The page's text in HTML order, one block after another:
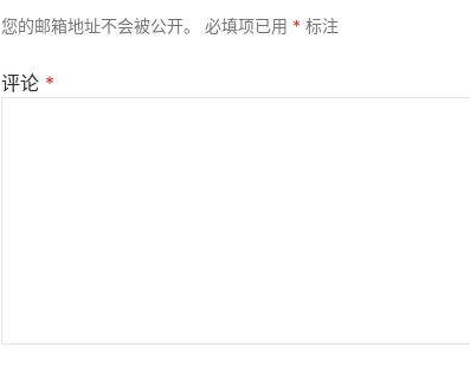
您的邮箱地址不会被公开。 必填项已用 * 标注
评论 *